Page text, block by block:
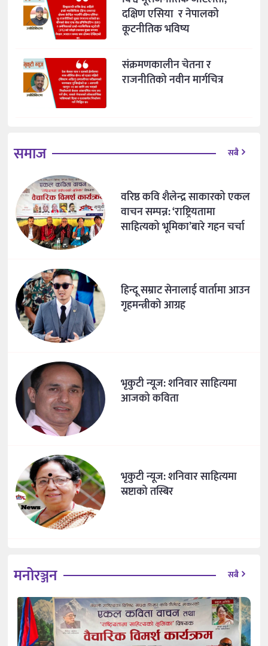
दक्षिण एसिया र नेपालको
कूटनीतिक भविष्य
संक्रमणकालीन चेतना र
राजनीतिको नवीन मार्गचित्र
समाज सबै
वरिष्ठ कवि शैलेन्द्र साकारको एकल
वाचन सम्पन्न: ‘राष्ट्रियतामा
साहित्यको भूमिका’बारे गहन चर्चा
हिन्दू सम्राट सेनालाई वार्तामा आउन
गृहमन्त्रीको आग्रह
भृकुटी न्यूज: शनिवार साहित्यमा
आजको कविता
भृकुटी न्यूज: शनिवार साहित्यमा
स्रष्टाको तस्बिर
मनोरञ्जन सबै